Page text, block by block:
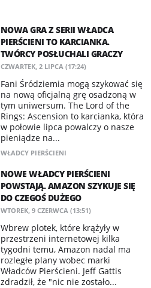
NOWA GRA Z SERII WŁADCA
PIERŚCIENI TO KARCIANKA.
TWÓRCY POSŁUCHALI GRACZY
CZWARTEK, 2 LIPCA (17:24)
Fani Śródziemia mogą szykować się
na nową oficjalną grę osadzoną w
tym uniwersum. The Lord of the
Rings: Ascension to karcianka, która
w połowie lipca powalczy o nasze
pieniądze na...
WŁADCY PIERŚCIENI
NOWE WŁADCY PIERŚCIENI
POWSTAJĄ. AMAZON SZYKUJE SIĘ
DO CZEGOŚ DUŻEGO
WTOREK, 9 CZERWCA (13:51)
Wbrew plotek, które krążyły w
przestrzeni internetowej kilka
tygodni temu, Amazon nadal ma
rozległe plany wobec marki
Władców Pierścieni. Jeff Gattis
zdradził, że "nic nie zostało...